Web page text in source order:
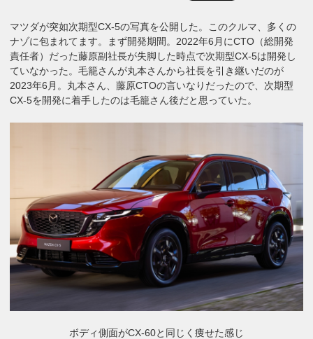
マツダが突如次期型CX-5の写真を公開した。このクルマ、多くの
ナゾに包まれてます。まず開発期間。2022年6月にCTO（総開発
責任者）だった藤原副社長が失脚した時点で次期型CX-5は開発し
ていなかった。毛籠さんが丸本さんから社長を引き継いだのが
2023年6月。丸本さん、藤原CTOの言いなりだったので、次期型
CX-5を開発に着手したのは毛籠さん後だと思っていた。
ボディ側面がCX-60と同じく痩せた感じ